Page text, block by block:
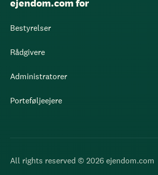
ejendom.com for
Bestyrelser
Rådgivere
Administratorer
Porteføljeejere
All rights reserved © 2026 ejendom.com